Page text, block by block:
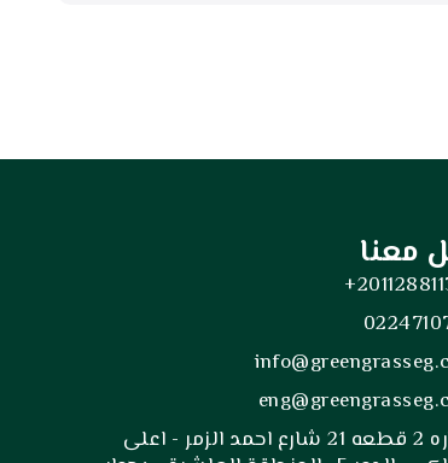
معنا
عماره 2 قطعه 21 شارع احمد الزمر - اعلى